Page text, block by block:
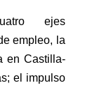
ejes
empleo, la
en Castilla-
el impulso